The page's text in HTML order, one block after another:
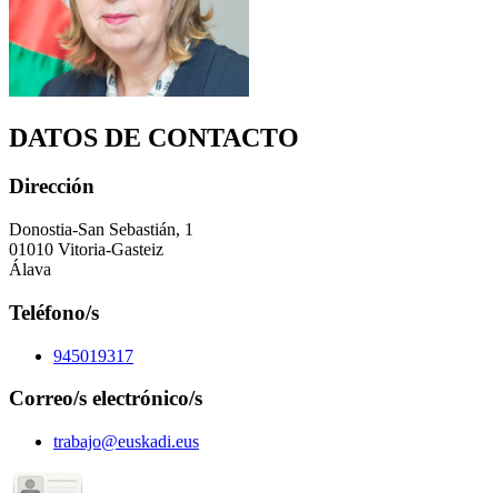
DATOS DE CONTACTO
Dirección
Donostia-San Sebastián, 1
01010 Vitoria-Gasteiz
Álava
Teléfono/s
945019317
Correo/s electrónico/s
trabajo@euskadi.eus